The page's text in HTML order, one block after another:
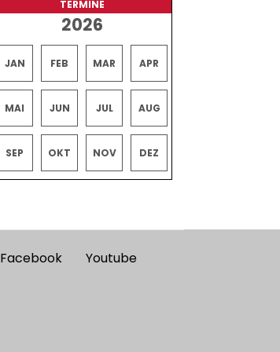
TERMINE
2026
JAN FEB MAR APR
MAI JUN JUL AUG
SEP OKT NOV DEZ
Facebook Youtube